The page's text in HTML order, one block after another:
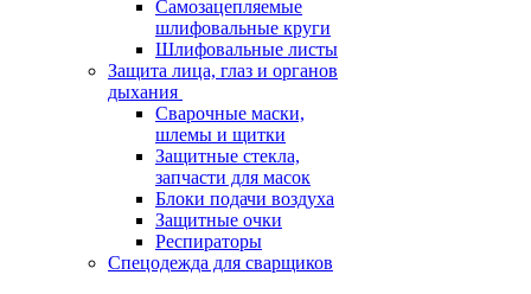
Самозацепляемые
шлифовальные круги
Шлифовальные листы
Защита лица, глаз и органов
дыхания
Сварочные маски,
шлемы и щитки
Защитные стекла,
запчасти для масок
Блоки подачи воздуха
Защитные очки
Респираторы
Спецодежда для сварщиков